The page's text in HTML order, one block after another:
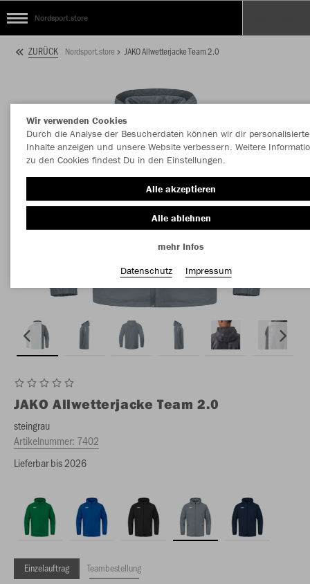
Nordsport.store
ZURÜCK Nordsport.store JAKO Allwetterjacke Team 2.0
JAKO Allwetterjacke Team 2.0
steingrau
Artikelnummer: 7402
Lieferbar bis 2026
Einzelauftrag Teambestellung
Wir verwenden Cookies
Durch die Analyse der Besucherdaten können wir dir personalisierte
Inhalte anzeigen und unsere Website verbessern. Weitere
zu den Cookies findest Du in den Einstellungen.
Alle akzeptieren
Alle ablehnen
mehr Infos
Datenschutz
Impressum